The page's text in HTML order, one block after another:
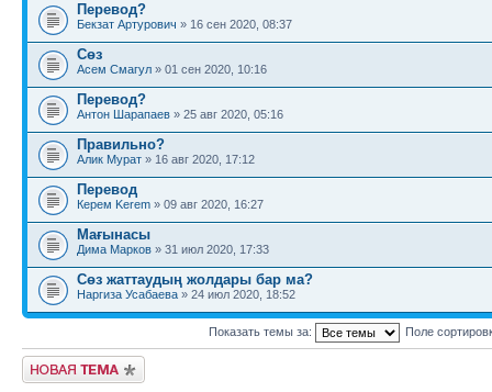
Перевод?
Бекзат Артурович » 16 сен 2020, 08:37
Сөз
Асем Смагул » 01 сен 2020, 10:16
Перевод?
Антон Шарапаев » 25 авг 2020, 05:16
Правильно?
Алик Мурат » 16 авг 2020, 17:12
Перевод
Керем Kerem » 09 авг 2020, 16:27
Мағынасы
Дима Марков » 31 июл 2020, 17:33
Сөз жаттаудың жолдары бар ма?
Наргиза Усабаева » 24 июл 2020, 18:52
Показать темы за: Поле
Новая тема